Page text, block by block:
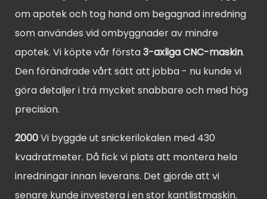
om apotek och tog hand om begagnad inredning
som användes vid ombyggnader av mindre
apotek. Vi köpte vår första3-axliga CNC-maskin.
Den förändrade vårt sätt att jobba - nu kunde vi
göra detaljer i trä mycket snabbare och med hög
precision.
2000Vi byggde ut snickerilokalen med 430
kvadratmeter. Då fick vi plats att montera hela
inredningar innan leverans. Det gjorde att vi
senare kunde investera i en stor kantlistmaskin.